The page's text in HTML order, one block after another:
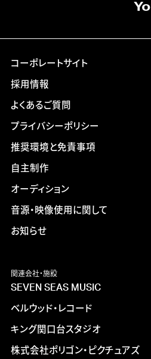
コーポレートサイト
採用情報
よくあるご質問
プライバシーポリシー
推奨環境と免責事項
自主制作
オーディション
音源・映像使用に関して
お知らせ
関連会社・施設
SEVEN SEAS MUSIC
ベルウッド・レコード
キング関口台スタジオ
株式会社ポリゴン・ピクチュアズ